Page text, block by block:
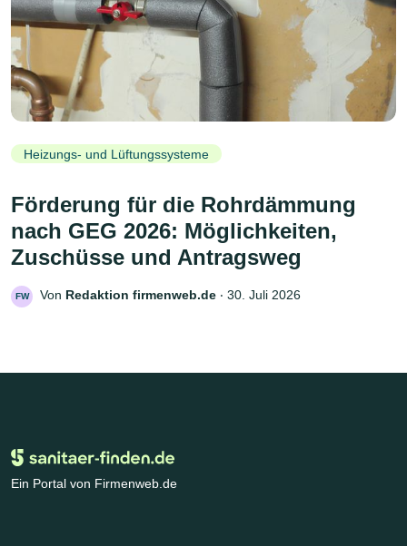
Heizungs- und Lüftungssysteme
Förderung für die Rohrdämmung
nach GEG 2026: Möglichkeiten,
Zuschüsse und Antragsweg
FW Von Redaktion firmenweb.de ‧ 30. Juli 2026
Ein Portal von Firmenweb.de